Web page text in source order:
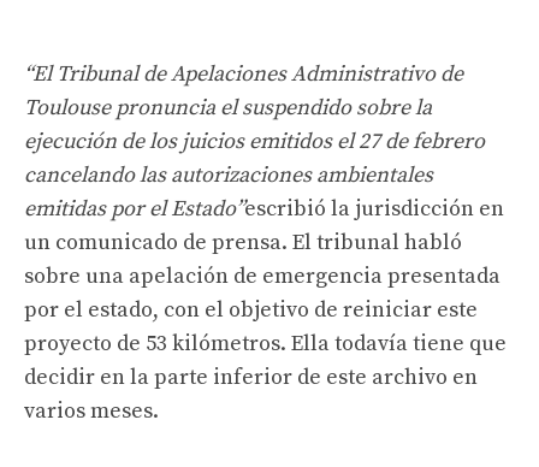
“El Tribunal de Apelaciones Administrativo de
Toulouse pronuncia el suspendido sobre la
ejecución de los juicios emitidos el 27 de febrero
cancelando las autorizaciones ambientales
emitidas por el Estado”escribió la jurisdicción en
un comunicado de prensa. El tribunal habló
sobre una apelación de emergencia presentada
por el estado, con el objetivo de reiniciar este
proyecto de 53 kilómetros. Ella todavía tiene que
decidir en la parte inferior de este archivo en
varios meses.